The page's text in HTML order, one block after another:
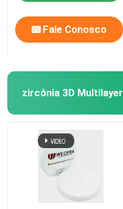
Fale Conosco
zircônia 3D Multilayer